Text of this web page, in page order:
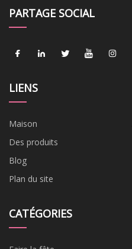
PARTAGE SOCIAL
LIENS
Maison
Des produits
Blog
Plan du site
CATÉGORIES